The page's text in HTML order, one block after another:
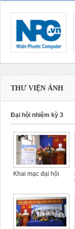
THƯ VIỆN ẢNH
Đại hội nhiệm kỳ 3
Khai mạc đại hội